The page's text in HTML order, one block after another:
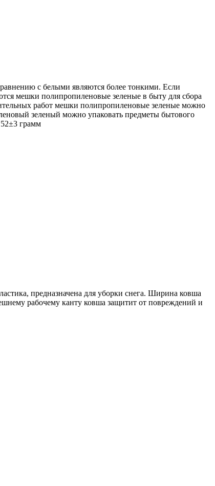
с белыми являются более тонкими. Если
мешки полипропиленовые зеленые в быту для сбора
работ мешки полипропиленовые зеленые можно
зеленый можно упаковать предметы бытового
грамм
предназначена для уборки снега. Ширина ковша
рабочему канту ковша защитит от повреждений и